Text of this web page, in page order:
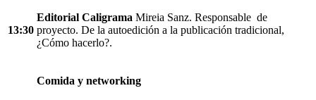
13:30
Editorial Caligrama Mireia Sanz. Responsable de
proyecto. De la autoedición a la publicación tradicional,
¿Cómo hacerlo?.
Comida y networking